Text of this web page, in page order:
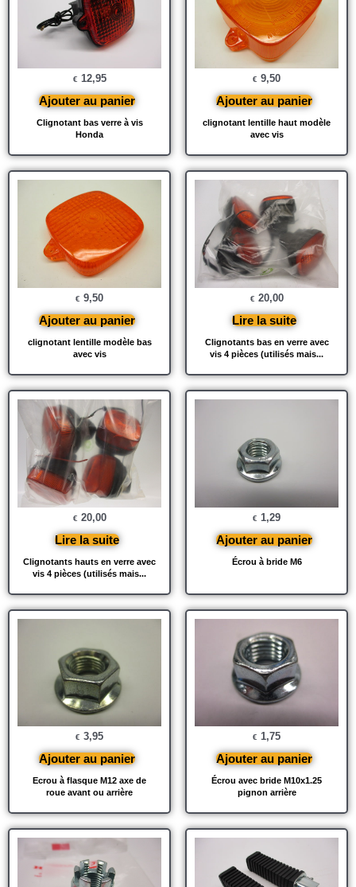
Clignotant bas verre à vis
Honda
€ 12,95
Ajouter au panier
clignotant lentille haut modèle
avec vis
€ 9,50
Ajouter au panier
clignotant lentille modèle bas
avec vis
€ 9,50
Ajouter au panier
Clignotants bas en verre avec
vis 4 pièces (utilisés mais...
€ 20,00
Lire la suite
Clignotants hauts en verre avec
vis 4 pièces (utilisés mais...
€ 20,00
Lire la suite
Écrou à bride M6
€ 1,29
Ajouter au panier
Ecrou à flasque M12 axe de
roue avant ou arrière
€ 3,95
Ajouter au panier
Écrou avec bride M10x1.25
pignon arrière
€ 1,75
Ajouter au panier